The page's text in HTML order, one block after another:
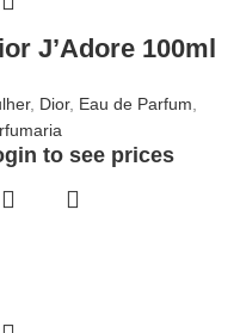
J’Adore 100ml
, Dior, Eau de Parfum
to see prices